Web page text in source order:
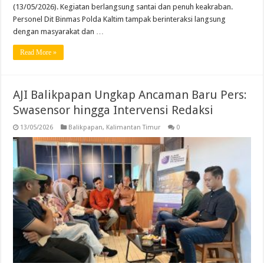
(13/05/2026). Kegiatan berlangsung santai dan penuh keakraban.
Personel Dit Binmas Polda Kaltim tampak berinteraksi langsung
dengan masyarakat dan …
Read More »
AJI Balikpapan Ungkap Ancaman Baru Pers:
Swasensor hingga Intervensi Redaksi
13/05/2026 Balikpapan, Kalimantan Timur 0